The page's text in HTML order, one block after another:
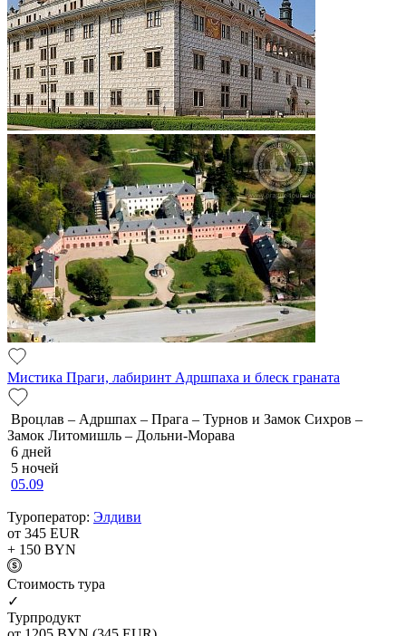
Мистика Праги, лабиринт Адршпаха и блеск граната
Вроцлав – Адршпах – Прага – Турнов и Замок Сихров –
Замок Литомишль – Дольни-Морава
6 дней
5 ночей
05.09
Туроператор: Элдиви
от 345 EUR
+ 150 BYN
Cтоимость тура
✓
Турпродукт